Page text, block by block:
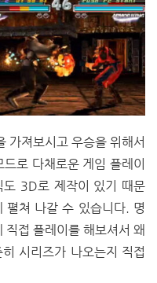
가져보시고 우승을 위해서
로 다채로운 게임 플레이
도 3D로 제작이 있기 때문
펼쳐 나갈 수 있습니다. 명
직접 플레이를 해보셔서 왜
시리즈가 나오는지 직접